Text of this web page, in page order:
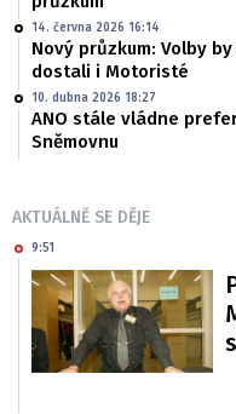
14. června 2026 16:14
Nový průzkum: Volby
dostali i Motoristé
10. dubna 2026 18:27
ANO stále vládne
Sněmovnu
AKTUÁLNĚ SE DĚJE
9:51